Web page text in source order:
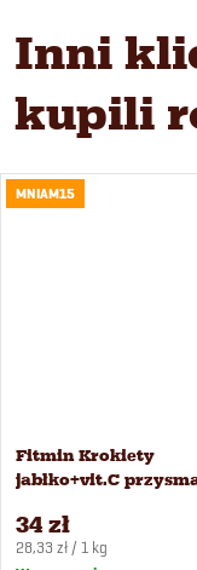
Inni
kupili
MNIAM15
Fitmin Krokiety
jabłko+vit.C
34 zł
Cena
28,33 zł / 1 kg